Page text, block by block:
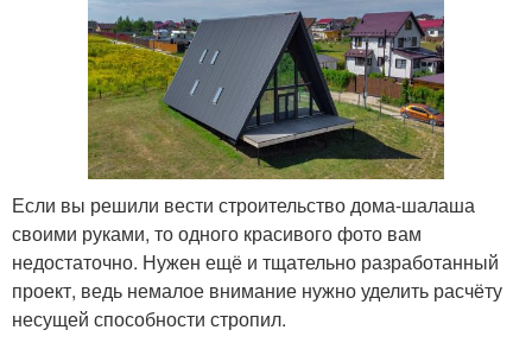
Если вы решили вести строительство дома-шалаша
своими руками, то одного красивого фото вам
недостаточно. Нужен ещё и тщательно разработанный
проект, ведь немалое внимание нужно уделить расчёту
несущей способности стропил.